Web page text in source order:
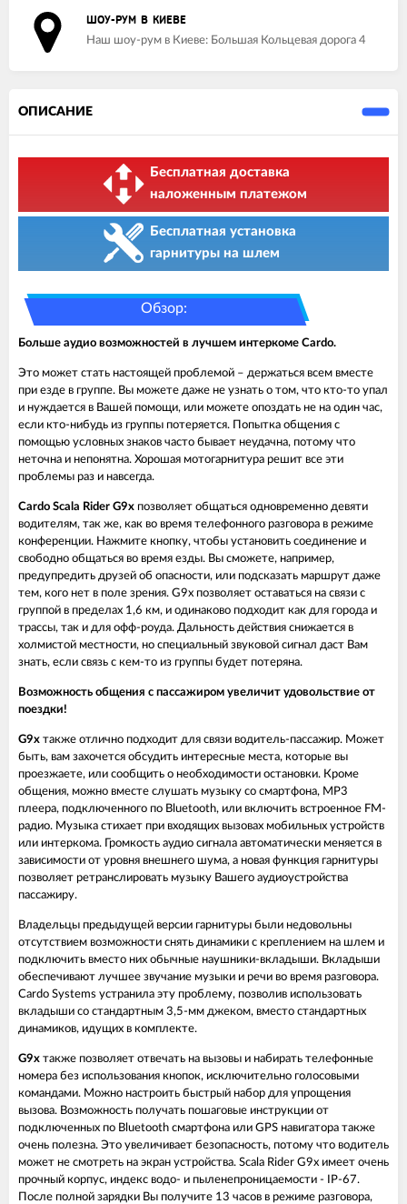
ШОУ-РУМ В КИЕВЕ
Наш шоу-рум в Киеве: Большая Кольцевая дорога 4
ОПИСАНИЕ
Бесплатная доставка
наложенным платежом
Бесплатная установка
гарнитуры на шлем
Обзор:
Больше аудио возможностей в лучшем интеркоме Cardo.
Это может стать настоящей проблемой – держаться всем вместе
при езде в группе. Вы можете даже не узнать о том, что кто-то упал
и нуждается в Вашей помощи, или можете опоздать не на один час,
если кто-нибудь из группы потеряется. Попытка общения с
помощью условных знаков часто бывает неудачна, потому что
неточна и непонятна. Хорошая мотогарнитура решит все эти
проблемы раз и навсегда.
Cardo Scala Rider G9x позволяет общаться одновременно девяти
водителям, так же, как во время телефонного разговора в режиме
конференции. Нажмите кнопку, чтобы установить соединение и
свободно общаться во время езды. Вы сможете, например,
предупредить друзей об опасности, или подсказать маршрут даже
тем, кого нет в поле зрения. G9x позволяет оставаться на связи с
группой в пределах 1,6 км, и одинаково подходит как для города и
трассы, так и для офф-роуда. Дальность действия снижается в
холмистой местности, но специальный звуковой сигнал даст Вам
знать, если связь с кем-то из группы будет потеряна.
Возможность общения с пассажиром увеличит удовольствие от
поездки!
G9x также отлично подходит для связи водитель-пассажир. Может
быть, вам захочется обсудить интересные места, которые вы
проезжаете, или сообщить о необходимости остановки. Кроме
общения, можно вместе слушать музыку со смартфона, MP3
плеера, подключенного по Bluetooth, или включить встроенное FM-
радио. Музыка стихает при входящих вызовах мобильных устройств
или интеркома. Громкость аудио сигнала автоматически меняется в
зависимости от уровня внешнего шума, а новая функция гарнитуры
позволяет ретранслировать музыку Вашего аудиоустройства
пассажиру.
Владельцы предыдущей версии гарнитуры были недовольны
отсутствием возможности снять динамики с креплением на шлем и
подключить вместо них обычные наушники-вкладыши. Вкладыши
обеспечивают лучшее звучание музыки и речи во время разговора.
Cardo Systems устранила эту проблему, позволив использовать
вкладыши со стандартным 3,5-мм джеком, вместо стандартных
динамиков, идущих в комплекте.
G9x также позволяет отвечать на вызовы и набирать телефонные
номера без использования кнопок, исключительно голосовыми
командами. Можно настроить быстрый набор для упрощения
вызова. Возможность получать пошаговые инструкции от
подключенных по Bluetooth смартфона или GPS навигатора также
очень полезна. Это увеличивает безопасность, потому что водитель
может не смотреть на экран устройства. Scala Rider G9x имеет очень
прочный корпус, индекс водо- и пыленепроницаемости - IP-67.
После полной зарядки Вы получите 13 часов в режиме разговора,